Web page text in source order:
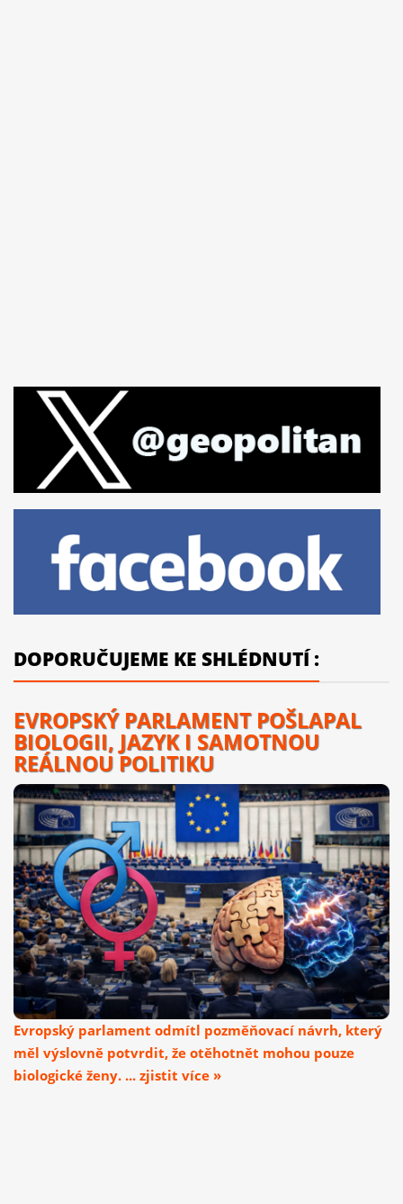
DOPORUČUJEME KE SHLÉDNUTÍ :
EVROPSKÝ PARLAMENT POŠLAPAL
BIOLOGII, JAZYK I SAMOTNOU
REÁLNOU POLITIKU
Evropský parlament odmítl pozměňovací návrh, který
měl výslovně potvrdit, že otěhotnět mohou pouze
biologické ženy. ... zjistit více »